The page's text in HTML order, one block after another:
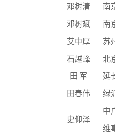
邓树清 南
邓树斌 南
艾中厚 苏
石越峰 北
田 军 延
田春伟 绿
史仰泽
中
维